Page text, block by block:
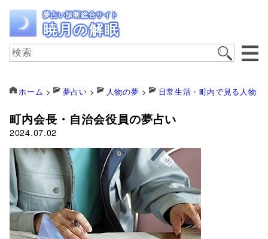
夢占い診断総合サイト
暁月の解眠
ホーム > 夢占い > 人物の夢 > 日常生活・町内で見る人物
町内会長・自治会役員の夢占い
2024.07.02